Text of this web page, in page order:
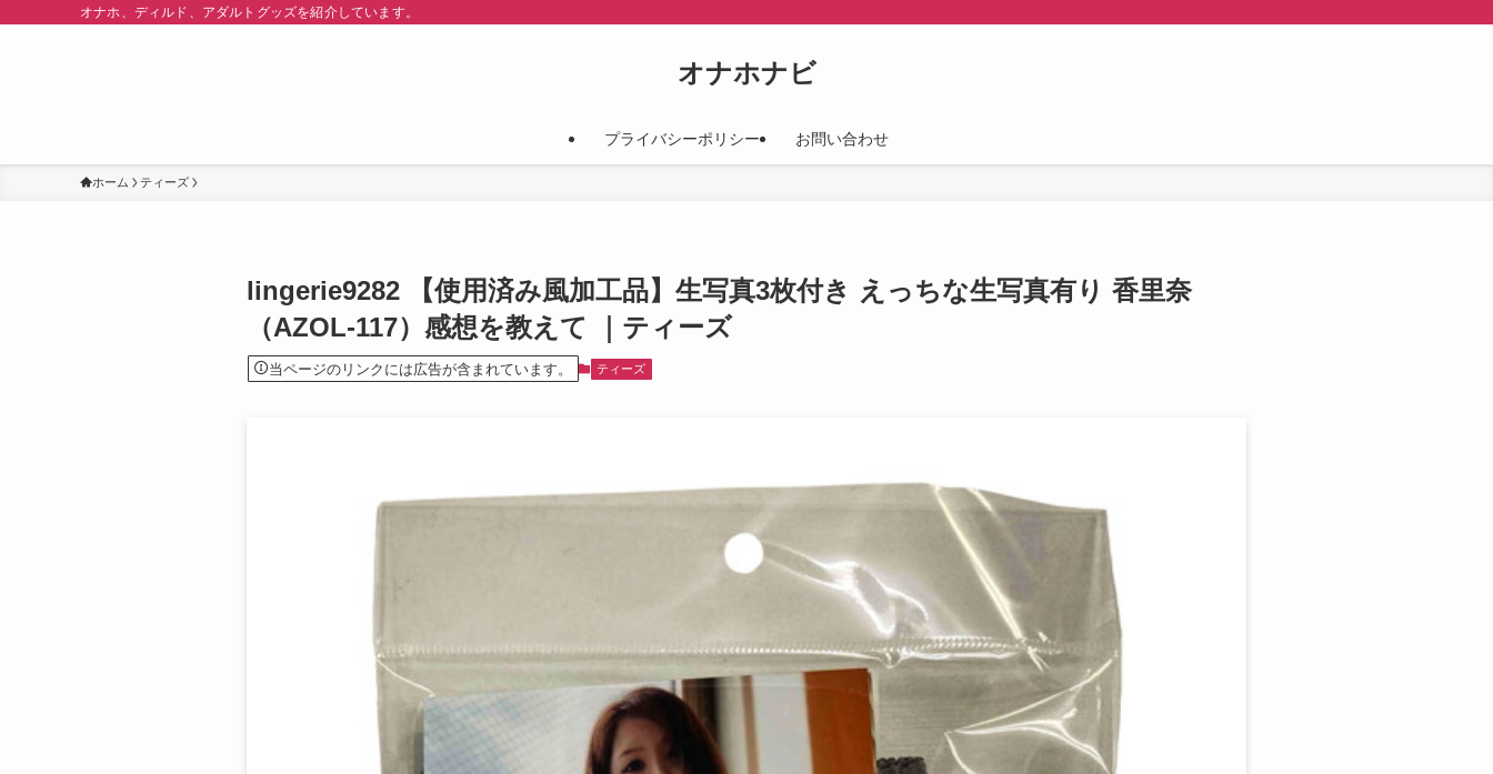
オナホ、ディルド、アダルトグッズを紹介しています。
オナホナビ
プライバシーポリシー お問い合わせ
ホーム ティーズ
lingerie9282 【使用済み風加工品】生写真3枚付き えっちな生写真有り 香里奈
（AZOL-117）感想を教えて ｜ティーズ
当ページのリンクには広告が含まれています。 ティーズ